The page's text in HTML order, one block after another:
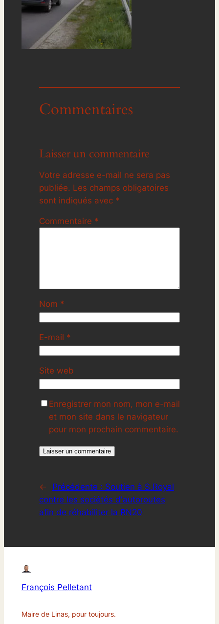
Commentaires
Laisser un commentaire
Votre adresse e-mail ne sera pas
publiée. Les champs obligatoires
sont indiqués avec *
Commentaire *
Nom *
E-mail *
Site web
Enregistrer mon nom, mon e-mail
et mon site dans le navigateur
pour mon prochain commentaire.
← Précédente : Soutien à S.Royal
contre les sociétés d'autoroutes
afin de réhabiliter la RN20
François Pelletant
Maire de Linas, pour toujours.